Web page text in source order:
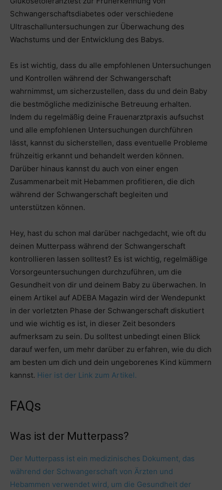
Schwangerschaftsdiabetes oder verschiedene
Ultraschalluntersuchungen zur Überwachung des
Wachstums und der Entwicklung des Babys.
Es ist wichtig, dass du alle empfohlenen Untersuchungen
und Kontrollen während der Schwangerschaft
wahrnimmst, um sicherzustellen, dass du und dein Baby
die bestmögliche medizinische Betreuung erhalten.
Indem du regelmäßig deine Frauenarztpraxis aufsuchst
und alle empfohlenen Untersuchungen durchführen
lässt, kannst du sicherstellen, dass eventuelle Probleme
frühzeitig erkannt und behandelt werden können.
Darüber hinaus kannst du auch von einer engen
Zusammenarbeit mit Hebammen profitieren, die dich
während der Schwangerschaft begleiten und
unterstützen können.
Hey, hast du schon mal darüber nachgedacht, wie oft du
deinen Mutterpass während der Schwangerschaft
kontrollieren lassen solltest? Es ist wichtig, regelmäßige
Vorsorgeuntersuchungen durchzuführen, um die
Gesundheit von dir und deinem Baby zu überwachen. In
einem Artikel auf ADEBA Magazin wird der Wendepunkt
in der vorletzten Phase der Schwangerschaft diskutiert
und wie wichtig es ist, in dieser Zeit besonders
aufmerksam zu sein. Du solltest unbedingt einen Blick
darauf werfen, um mehr darüber zu erfahren, wie du dich
am besten um dich und dein ungeborenes Kind kümmern
kannst. Hier ist der Link zum Artikel.
FAQs
Was ist der Mutterpass?
Der Mutterpass ist ein medizinisches Dokument, das
während der Schwangerschaft von Ärzten und
Hebammen verwendet wird, um die Gesundheit der